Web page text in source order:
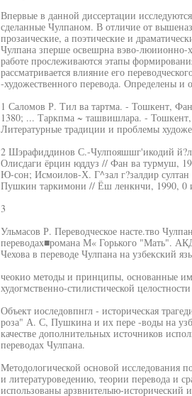
Впервые в данной диссертации
сделанные Чулпаном. В отличие от
прозаические, а поэтические и
Чулпана зперше освешрна вэво-люиионно-
работе прослеживаются этапы
рассматривается влияние его
-художественного перевода. Определены и
1 Саломов Р. Тил ва тартма. - Тошкент,
1380; ... Таркпма ~ ташвишлара. -
Литературные традиции и проблемы
2 Шэрафиддинов С.-Чулпояшшг'икодий
Олисдаги ёрцин юддуз // Фан ва турмуш,
Ю-сон; Исмоилов-Х. Г^зал г?залдир
Пушкин таркимони // Ёш ленкнчи, 1990, 0
3
Ульмасов Р. Переводческое насте.тво
переводах■романа М« Горького "Мать".
Чехова в переводе Чулпана на узбекский
чеокио методы и принципы, основанные
худогмственно-стилистической
Объект иоследовпнгл - историческая
роза" А. С, Пушкина и их пере -воды на
качестве дополнительных источников
переводах Чулпана.
Методологической основой исследования
и литературоведению, теории перевода и
использованы арзвнителыю-исторический